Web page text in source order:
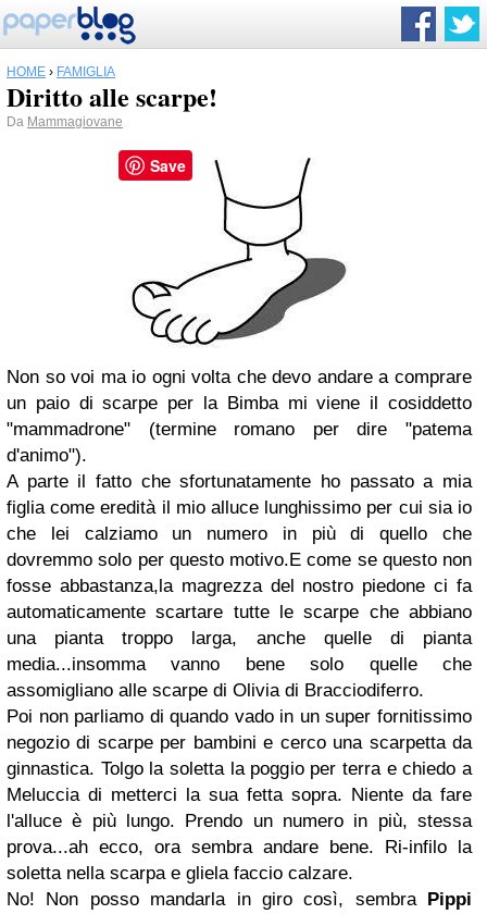
HOME › FAMIGLIA
Diritto alle scarpe!
Da Mammagiovane
Non so voi ma io ogni volta che devo andare a comprare
un paio di scarpe per la Bimba mi viene il cosiddetto
"mammadrone" (termine romano per dire "patema
d'animo").
A parte il fatto che sfortunatamente ho passato a mia
figlia come eredità il mio alluce lunghissimo per cui sia io
che lei calziamo un numero in più di quello che
dovremmo solo per questo motivo.E come se questo non
fosse abbastanza,la magrezza del nostro piedone ci fa
automaticamente scartare tutte le scarpe che abbiano
una pianta troppo larga, anche quelle di pianta
media...insomma vanno bene solo quelle che
assomigliano alle scarpe di Olivia di Bracciodiferro.
Poi non parliamo di quando vado in un super fornitissimo
negozio di scarpe per bambini e cerco una scarpetta da
ginnastica. Tolgo la soletta la poggio per terra e chiedo a
Meluccia di metterci la sua fetta sopra. Niente da fare
l'alluce è più lungo. Prendo un numero in più, stessa
prova...ah ecco, ora sembra andare bene. Ri-infilo la
soletta nella scarpa e gliela faccio calzare.
No! Non posso mandarla in giro così, sembra Pippi
Save